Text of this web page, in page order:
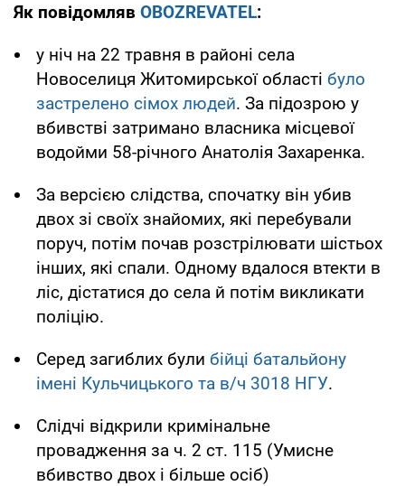
Як повідомляв OBOZREVATEL:
у ніч на 22 травня в районі села
Новоселиця Житомирської області було
застрелено сімох людей. За підозрою у
вбивстві затримано власника місцевої
водойми 58-річного Анатолія Захаренка.
За версією слідства, спочатку він убив
двох зі своїх знайомих, які перебували
поруч, потім почав розстрілювати шістьох
інших, які спали. Одному вдалося втекти в
ліс, дістатися до села й потім викликати
поліцію.
Серед загиблих були бійці батальйону
імені Кульчицького та в/ч 3018 НГУ.
Слідчі відкрили кримінальне
провадження за ч. 2 ст. 115 (Умисне
вбивство двох і більше осіб)